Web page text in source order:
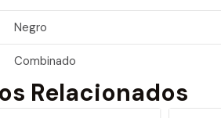
Negro
Combinado
Relacionados